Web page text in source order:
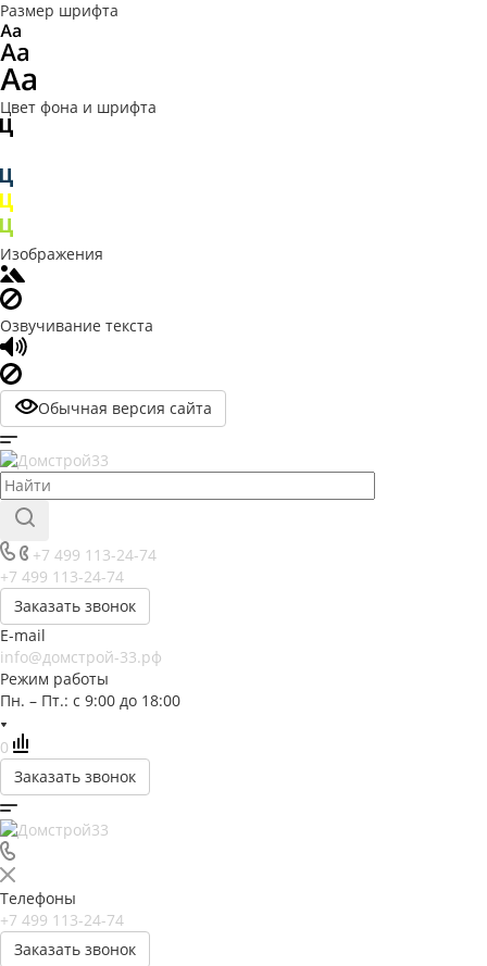
Размер шрифта
Цвет фона и шрифта
Изображения
Озвучивание текста
Обычная версия сайта
+7 499 113-24-74
+7 499 113-24-74
Заказать звонок
E-mail
info@домстрой-33.рф
Режим работы
Пн. – Пт.: с 9:00 до 18:00
0
Заказать звонок
Телефоны
+7 499 113-24-74
Заказать звонок